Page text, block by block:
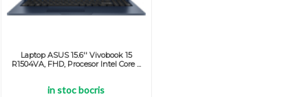
Laptop ASUS 15.6'' Vivobook 15
R1504VA, FHD, Procesor Intel Core ...
in stoc bocris